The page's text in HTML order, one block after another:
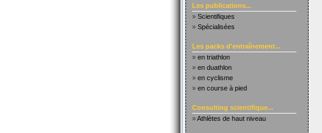
Les publications...
» Scientifiques
» Spécialisées
Les packs d'entraînement...
» en triathlon
» en duathlon
» en cyclisme
» en course à pied
Consulting scientifique...
»Athlètes de haut niveau